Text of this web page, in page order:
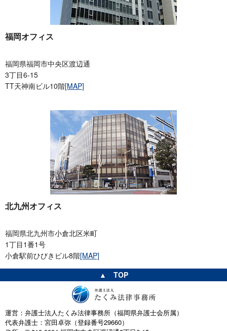
福岡オフィス
福岡県福岡市中央区渡辺通
3丁目6-15
TT天神南ビル10階[MAP]
北九州オフィス
福岡県北九州市小倉北区米町
1丁目1番1号
小倉駅前ひびきビル8階[MAP]
▲ TOP
運営：弁護士法人たくみ法律事務所（福岡県弁護士会所属）
代表弁護士：宮田卓弥（登録番号29660）